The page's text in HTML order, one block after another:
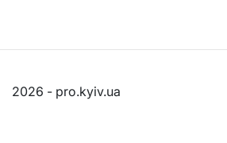
2026 - pro.kyiv.ua